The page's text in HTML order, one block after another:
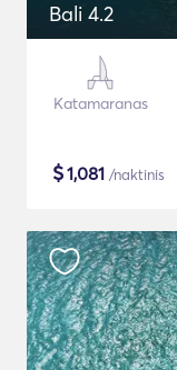
Bali 4.2
Katamaranas
$1,081 /naktinis